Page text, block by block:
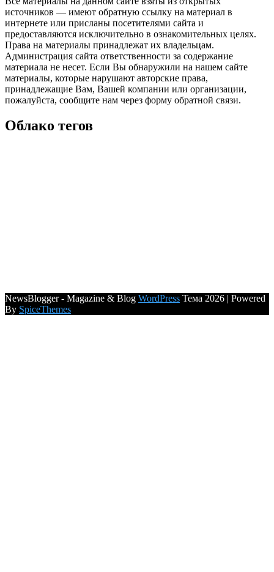
источников — имеют обратную ссылку на материал в
интернете или присланы посетителями сайта и
предоставляются исключительно в ознакомительных целях.
Права на материалы принадлежат их владельцам.
Администрация сайта ответственности за содержание
материала не несет. Если Вы обнаружили на нашем сайте
материалы, которые нарушают авторские права,
принадлежащие Вам, Вашей компании или организации,
пожалуйста, сообщите нам через форму обратной связи.
Облако тегов
NewsBlogger - Magazine & Blog WordPress Тема 2026 | Powered
By SpiceThemes